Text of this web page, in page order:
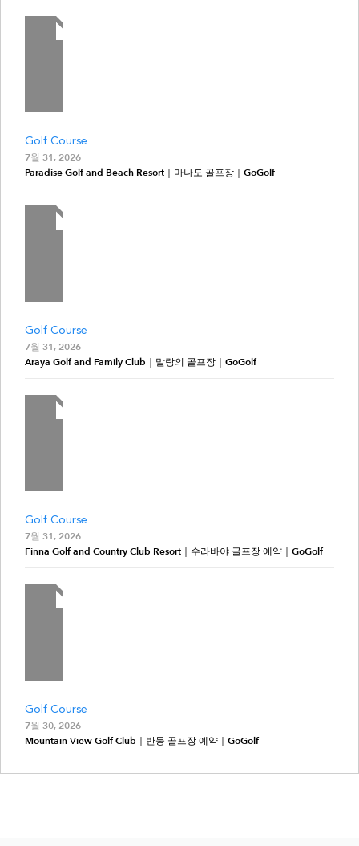
Golf Course
7월 31, 2026
Paradise Golf and Beach Resort｜마나도 골프장｜GoGolf
Golf Course
7월 31, 2026
Araya Golf and Family Club｜말랑의 골프장｜GoGolf
Golf Course
7월 31, 2026
Finna Golf and Country Club Resort｜수라바야 골프장 예약｜GoGolf
Golf Course
7월 30, 2026
Mountain View Golf Club｜반둥 골프장 예약｜GoGolf